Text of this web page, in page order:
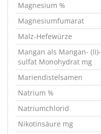
Magnesium %
Magnesiumfumarat
Malz-Hefewürze
Mangan als Mangan- (II)-
sulfat Monohydrat mg
Mariendistelsamen
Natrium %
Natriumchlorid
Nikotinsäure mg